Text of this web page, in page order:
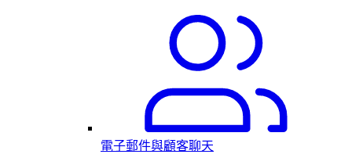
電子郵件與顧客聊天